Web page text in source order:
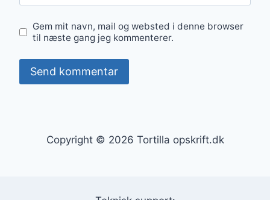
Gem mit navn, mail og websted i denne browser
til næste gang jeg kommenterer.
Copyright © 2026 Tortilla opskrift.dk